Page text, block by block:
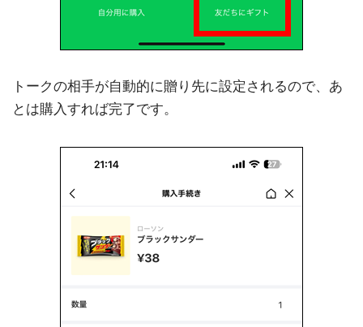
トークの相手が自動的に贈り先に設定されるので、あ
とは購入すれば完了です。